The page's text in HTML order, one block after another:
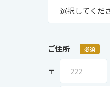
ご住所 必須
〒